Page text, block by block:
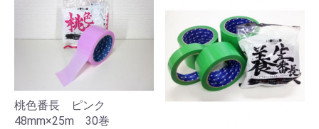
桃色番長 ピンク
48mm×25m 30巻